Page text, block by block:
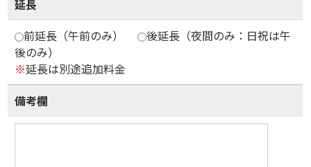
延長
前延長（午前のみ）
後延長（夜間のみ：日祝は午
後のみ）
※延長は別途追加料金
備考欄